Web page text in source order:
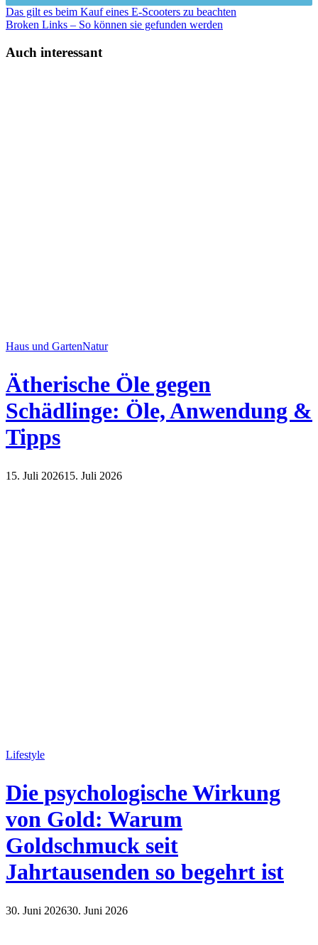
Das gilt es beim Kauf eines E-Scooters zu beachten
Broken Links – So können sie gefunden werden
Auch interessant
Haus und GartenNatur
Ätherische Öle gegen
Schädlinge: Öle, Anwendung &
Tipps
15. Juli 202615. Juli 2026
Lifestyle
Die psychologische Wirkung
von Gold: Warum
Goldschmuck seit
Jahrtausenden so begehrt ist
30. Juni 202630. Juni 2026